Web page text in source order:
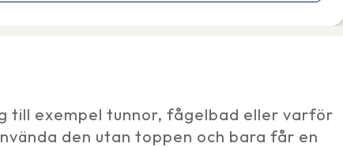
till exempel tunnor, fågelbad eller varför
den utan toppen och bara får en